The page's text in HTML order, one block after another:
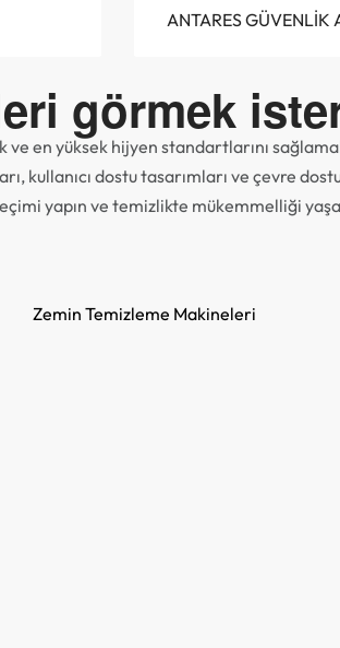
ANTARES GÜVENLİK
görmek
en yüksek hijyen standartlarını
kullanıcı dostu tasarımları ve çevre
yapın ve temizlikte mükemmelliği
Zemin Temizleme Makineleri